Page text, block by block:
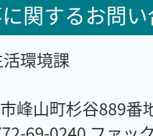
関するお問
環境課
峰山町杉谷889番